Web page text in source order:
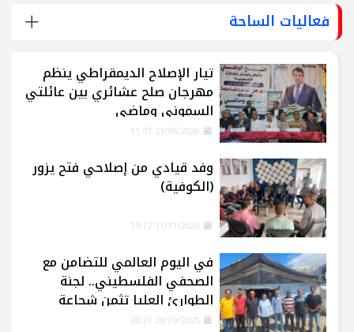
فعاليات الساحة
تيار الإصلاح الديمقراطي ينظم
مهرجان صلح عشائري بين عائلتي
السموني وماضي
وفد قيادي من إصلاحي فتح يزور
(الكوفية)
في اليوم العالمي للتضامن مع
الصحفي الفلسطيني.. لجنة
الطوارئ العليا تثمن شجاعة
الإعلاميين في غزة